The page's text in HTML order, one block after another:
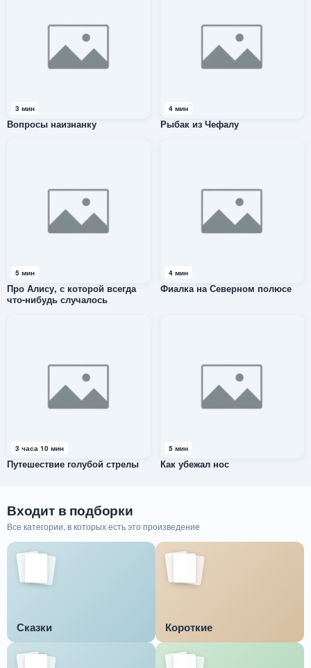
3 мин
Вопросы наизнанку
4 мин
Рыбак из Чефалу
5 мин
Про Алису, с которой всегда
что-нибудь случалось
4 мин
Фиалка на Северном полюсе
3 часа 10 мин
Путешествие голубой стрелы
5 мин
Как убежал нос
Входит в подборки
Все категории, в которых есть это произведение
Сказки Короткие